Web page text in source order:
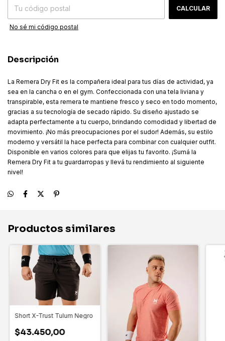
CALCULAR
No sé mi código postal
Descripción
La Remera Dry Fit es la compañera ideal para tus días de actividad, ya
sea en la cancha o en el gym. Confeccionada con una tela liviana y
transpirable, esta remera te mantiene fresco y seco en todo momento,
gracias a su tecnología de secado rápido. Su diseño ajustado se
adapta perfectamente a tu cuerpo, brindando comodidad y libertad de
movimiento. ¡No más preocupaciones por el sudor! Además, su estilo
moderno y versátil la hace perfecta para combinar con cualquier outfit.
Disponible en varios colores para que elijas tu favorito. ¡Sumá la
Remera Dry Fit a tu guardarropas y llevá tu rendimiento al siguiente
nivel!
Productos similares
Short X-Trust Tulum Negro
$43.450,00